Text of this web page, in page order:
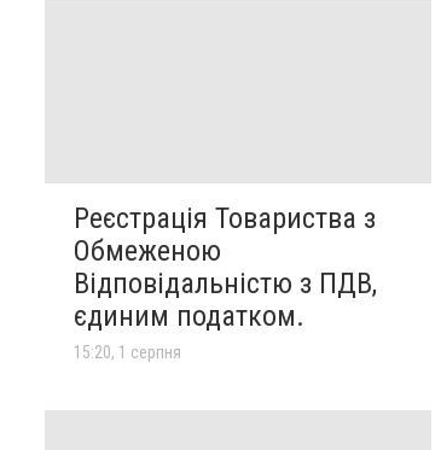
Реєстрація Товариства з
Обмеженою
Відповідальністю з ПДВ,
єдиним податком.
15:20, 1 серпня